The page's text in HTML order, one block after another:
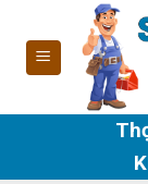
content